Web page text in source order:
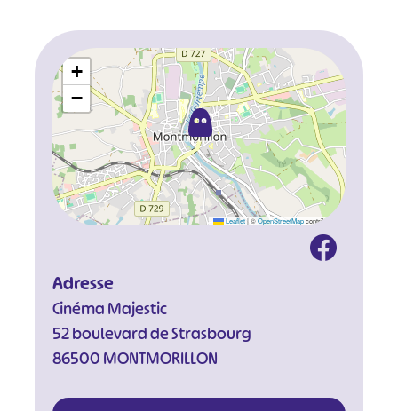
+
−
Leaflet |©OpenStreetMapcontributors
Adresse
Cinéma Majestic
52 boulevard de Strasbourg
86500 MONTMORILLON